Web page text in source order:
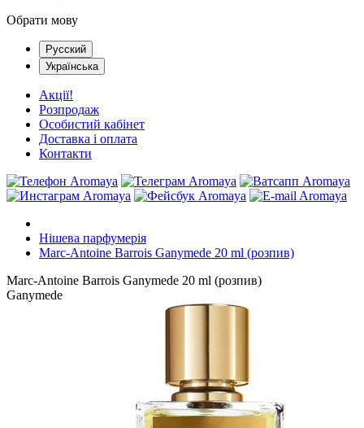
Обрати мову
Русский
Українська
Акції!
Розпродаж
Особистий кабінет
Доставка і оплата
Контакти
Нішева парфумерія
Marc-Antoine Barrois Ganymede 20 ml (розпив)
Marc-Antoine Barrois Ganymede 20 ml (розпив)
Ganymede